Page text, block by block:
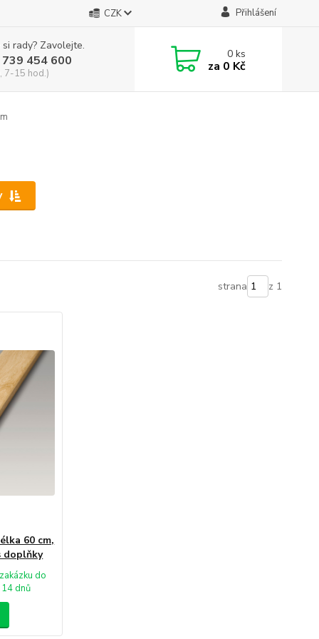
CZK Přihlášení
rady? Zavolejte.
454 600
7-15 hod.)
0ks
za 0 Kč
strana z 1
60 cm,
doplňky
do
14 dnů